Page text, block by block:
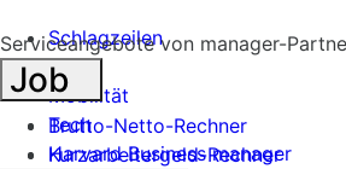
Schlagzeilen
Mobilität
Tech
Harvard Business manager
Serviceangebote von manager-
Job
Brutto-Netto-Rechner
Kurzarbeitergeld-Rechner